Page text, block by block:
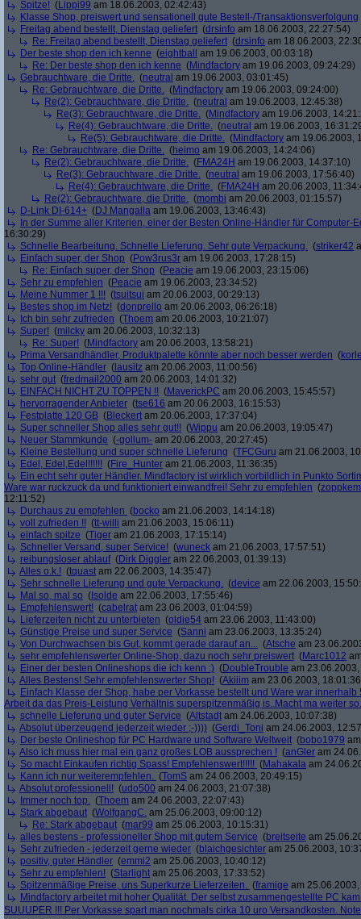
Spitze! (Lippi99 am 18.06.2003, 02:42:43)
Klasse Shop, preiswert und sensationell gute Bestell-/Transaktionsverfolgung
Freitag abend bestellt, Dienstag geliefert (drsinfo am 18.06.2003, 22:27:54)
Re: Freitag abend bestellt, Dienstag geliefert (drsinfo am 18.06.2003,
Der beste shop den ich kenne (eightball
am 19.06.2003, 00:03:18)
Re: Der beste shop den ich kenne (Mindfactory am 19.06.2003, 09:24:29)
Gebrauchtware, die Dritte. (neutral am 19.06.2003, 03:01:45)
Re: Gebrauchtware, die Dritte. (Mindfactory am 19.06.2003, 09:24:00)
Re(2): Gebrauchtware, die Dritte. (neutral am 19.06.2003, 12:45:38)
Re(3): Gebrauchtware, die Dritte. (Mindfactory am 19.06.2003,
Re(4): Gebrauchtware, die Dritte. (neutral am 19.06.2003,
Re(5): Gebrauchtware, die Dritte. (Mindfactory am 19.06.2003,
Re: Gebrauchtware, die Dritte. (heimo am 19.06.2003, 14:24:06)
Re(2): Gebrauchtware, die Dritte. (FMA24H am 19.06.2003, 14:37:10)
Re(3): Gebrauchtware, die Dritte. (neutral am 19.06.2003, 17:56:40)
Re(4): Gebrauchtware, die Dritte. (FMA24H am 20.06.2003,
Re(2): Gebrauchtware, die Dritte. (mombi am 20.06.2003, 01:15:57)
D-Link DI-614+ (DJ Mangalla am 19.06.2003, 13:46:43)
In der Summe aller Kriterien, einer der Besten Online-Händler für Computer-
16:30:29)
Schnelle Bearbeitung. Schnelle Lieferung. Sehr gute Verpackung. (striker42
Einfach super, der Shop (Pow3rus3r am 19.06.2003, 17:28:15)
Re: Einfach super, der Shop (Peacie am 19.06.2003, 23:15:06)
Sehr zu empfehlen (Peacie am 19.06.2003, 23:34:52)
Meine Nummer 1 !!! (tsuitsui am 20.06.2003, 00:29:13)
Bestes shop im Netz! (donprello am 20.06.2003, 06:26:18)
Ich bin sehr zufrieden (Thoem am 20.06.2003, 10:21:07)
Super! (milcky am 20.06.2003, 10:32:13)
Re: Super! (Mindfactory am 20.06.2003, 13:58:21)
Prima Versandhändler, Produktpalette könnte aber noch besser werden (
Top Online-Händler ( lausitz am 20.06.2003, 11:00:56)
sehr gut (fredmail2000 am 20.06.2003, 14:01:32)
EINFACH NICHT ZU TOPPEN !! (MaverickPC am 20.06.2003, 15:45:57)
hervorragender Anbieter (tse616 am 20.06.2003, 16:15:53)
Festplatte 120 GB (Bleckert am 20.06.2003, 17:37:04)
Super schneller Shop alles sehr gut!! (Wippu am 20.06.2003, 19:05:47)
Neuer Stammkunde (-gollum- am 20.06.2003, 20:27:45)
Kleine Bestellung und super schnelle Lieferung (TFCGuru am 21.06.2003,
Edel, Edel,Edel!!!!!! (Fire_Hunter am 21.06.2003, 11:36:35)
Ein echt sehr guter Händler. Mindfactory ist wirklich vorbildlich in Punkto
Ware war ruckzuck da und funktioniert einwandfrei! Sehr zu empfehlen (
12:11:52)
Durchaus zu empfehlen (bocko am 21.06.2003, 14:14:18)
voll zufrieden !! (tt-willi am 21.06.2003, 15:06:11)
einfach spitze (Tiger am 21.06.2003, 17:15:14)
Schneller Versand, super Service! (wuneck am 21.06.2003, 17:57:51)
reibungsloser ablauf(Dirk Diggler am 22.06.2003, 01:39:13)
Alles o.k.! (tquast am 22.06.2003, 14:35:47)
Sehr schnelle Lieferung und gute Verpackung. (device am 22.06.2003,
Mal so, mal so ( Isolde am 22.06.2003, 17:55:46)
Empfehlenswert! (cabelrat am 23.06.2003, 01:04:59)
Lieferzeiten nicht zu unterbieten (oldie54 am 23.06.2003, 11:43:00)
Günstige Preise und super Service (Sanni am 23.06.2003, 13:35:24)
Von Durchwachsen bis Gut, kommt gerade darauf an... (Atsche am
sehr empfehlenswerter Online-Shop, dazu noch sehr preiswert (Marc1012
Einer der besten Onlineshops die ich kenn :) (DoubleTrouble am
Alles Bestens! Sehr empfehlenswerter Shop! (Akiiim am 23.06.2003,
Einfach Klasse der Shop, habe per Vorkasse bestellt und Ware war
Arbeit da das Preis-Leistung Verhältnis superspitzenmäßig is..Macht ma weiter
schnelle Lieferung und guter Service (Altstadt am 24.06.2003, 10:07:38)
Absolut überzeugend jederzeit wieder ;-)))) (Gerdi_Toni am 24.06.2003,
Der beste Onlineshop für PC Hardware und Software Weltweit (bobo1979
Also ich muss hier mal ein ganz großes LOB aussprechen ! (anGler am
So macht Einkaufen richtig Spass! Empfehlenswert!!!!! (Mahakala am
Kann ich nur weiterempfehlen. (TomS am 24.06.2003, 20:49:15)
Absolut professionell! (udo500 am 24.06.2003, 21:07:38)
Immer noch top. (Thoem am 24.06.2003, 22:07:43)
Stark abgebaut (WolfgangC. am 25.06.2003, 09:00:12)
Re: Stark abgebaut (mar99 am 25.06.2003, 10:15:31)
alles bestens - professioneller Shop mit gutem Service (breitseite am
Sehr zufrieden - jederzeit gerne wieder (blaichgesichter am 25.06.2003,
positiv, guter Händler (emmi2 am 25.06.2003, 10:40:12)
Sehr zu empfehlen! (Starlight am 25.06.2003, 17:33:52)
Spitzenmäßige Preise, uns Superkurze Lieferzeiten. (framige am
Mindfactory arbeitet mit hoher Qualität. Der selbst zusammengestellte PC
SUUUPER !!! Per Vorkasse spart man nochmals cirka 10 uro Versandkosten.